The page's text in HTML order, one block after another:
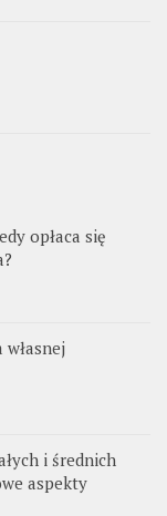
opłaca się
i średnich
aspekty